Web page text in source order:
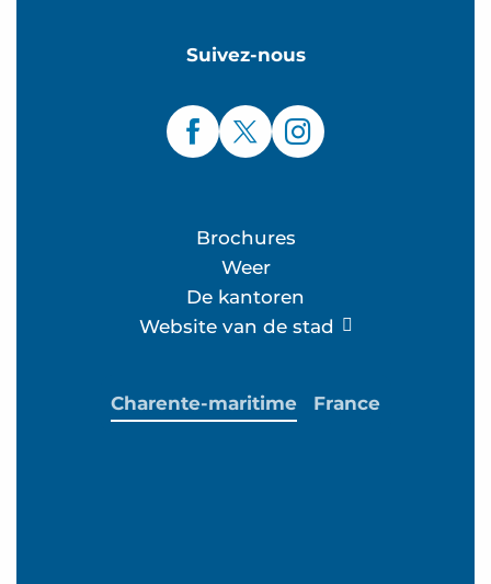
Suivez-nous
Brochures
Weer
De kantoren
Website van de stad
Charente-maritime France